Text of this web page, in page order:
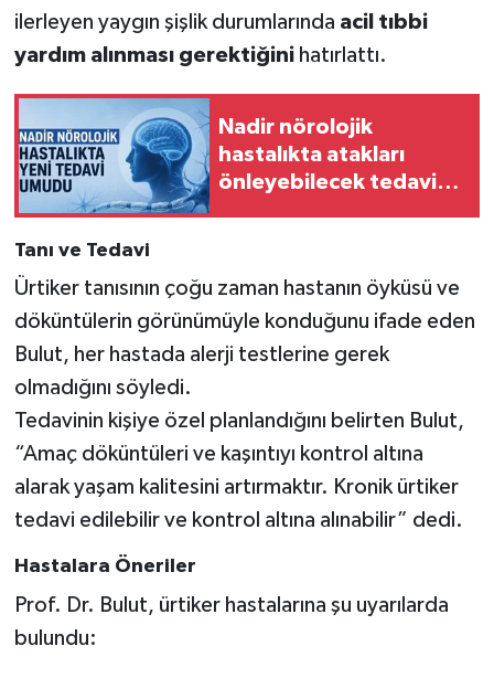
ilerleyen yaygın şişlik durumlarında acil tıbbi
yardım alınması gerektiğinihatırlattı.
Nadir nörolojik
hastalıkta atakları
önleyebilecek tedavi
Tanı ve Tedavi
Ürtiker tanısının çoğu zaman hastanın öyküsü ve
döküntülerin görünümüyle konduğunu ifade eden
Bulut, her hastada alerji testlerine gerek
olmadığını söyledi.
Tedavinin kişiye özel planlandığını belirten Bulut,
“Amaç döküntüleri ve kaşıntıyı kontrol altına
alarak yaşam kalitesini artırmaktır. Kronik ürtiker
tedavi edilebilir ve kontrol altına alınabilir” dedi.
Hastalara Öneriler
Prof. Dr. Bulut, ürtiker hastalarına şu uyarılarda
bulundu: